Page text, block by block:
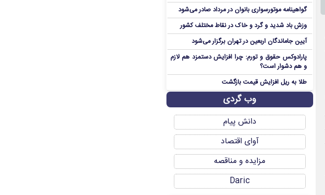
گواهینامه موتورسواری بانوان در مرداد صادر می‌شود
وزش باد شدید و گرد و خاک در نقاط مختلف کشور
آیین جاماندگان اربعین در تهران برگزار می‌شود
پارادوکس حقوق و تورم: چرا افزایش دستمزد هم لازم
و هم دشوار است؟
طلا به ریل افزایش قیمت بازگشت
وب گردی
دانش پیام
آوای اقتصاد
مزایده و مناقصه
Daric